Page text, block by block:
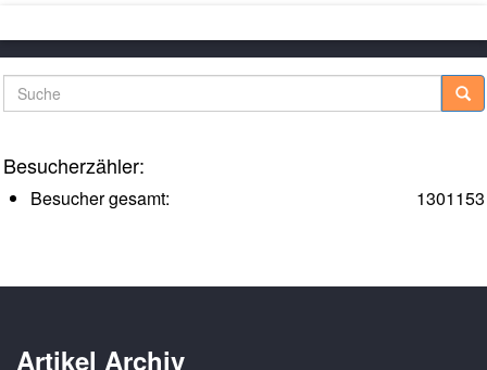
Suche
Besucherzähler:
1301153
Besucher gesamt:
Artikel Archiv